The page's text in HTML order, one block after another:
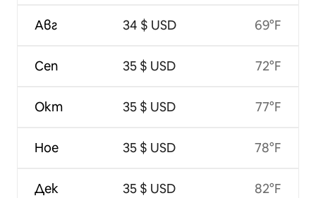
Авг
Сеп
Окт
Ное
Дек
34 $ USD
35 $ USD
35 $ USD
35 $ USD
35 $ USD
69°F
72°F
77°F
78°F
82°F